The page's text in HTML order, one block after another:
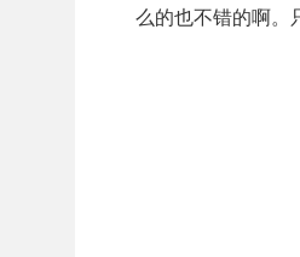
么的也不错的啊。